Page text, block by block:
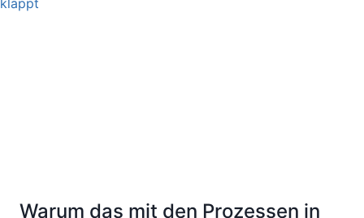
Warum das mit den Prozessen in